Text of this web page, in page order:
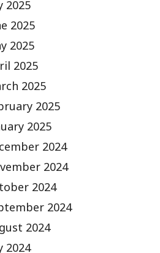
2025
2025
2025
2025
2025
2025
2025
2024
2024
2024
2024
2024